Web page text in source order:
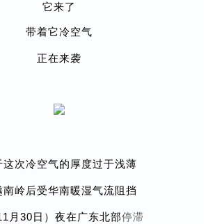
它来了
带着它冷空气
正在来袭
这次冷空气的厚度过于浅薄
南岭后受华南暖湿气流阻挡
月30日）夜在广东北部停滞